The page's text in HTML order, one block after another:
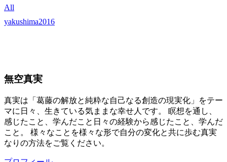
All
yakushima2016
無空真実
真実は「葛藤の解放と純粋な自己なる創造の現実化」をテー
マに日々、生きている気ままな幸せ人です。 瞑想を通し、
感じたこと、学んだこと日々の経験から感じたこと、学んだ
こと。 様々なことを様々な形で自分の変化と共に歩む真実
なりの方法をご覧ください。